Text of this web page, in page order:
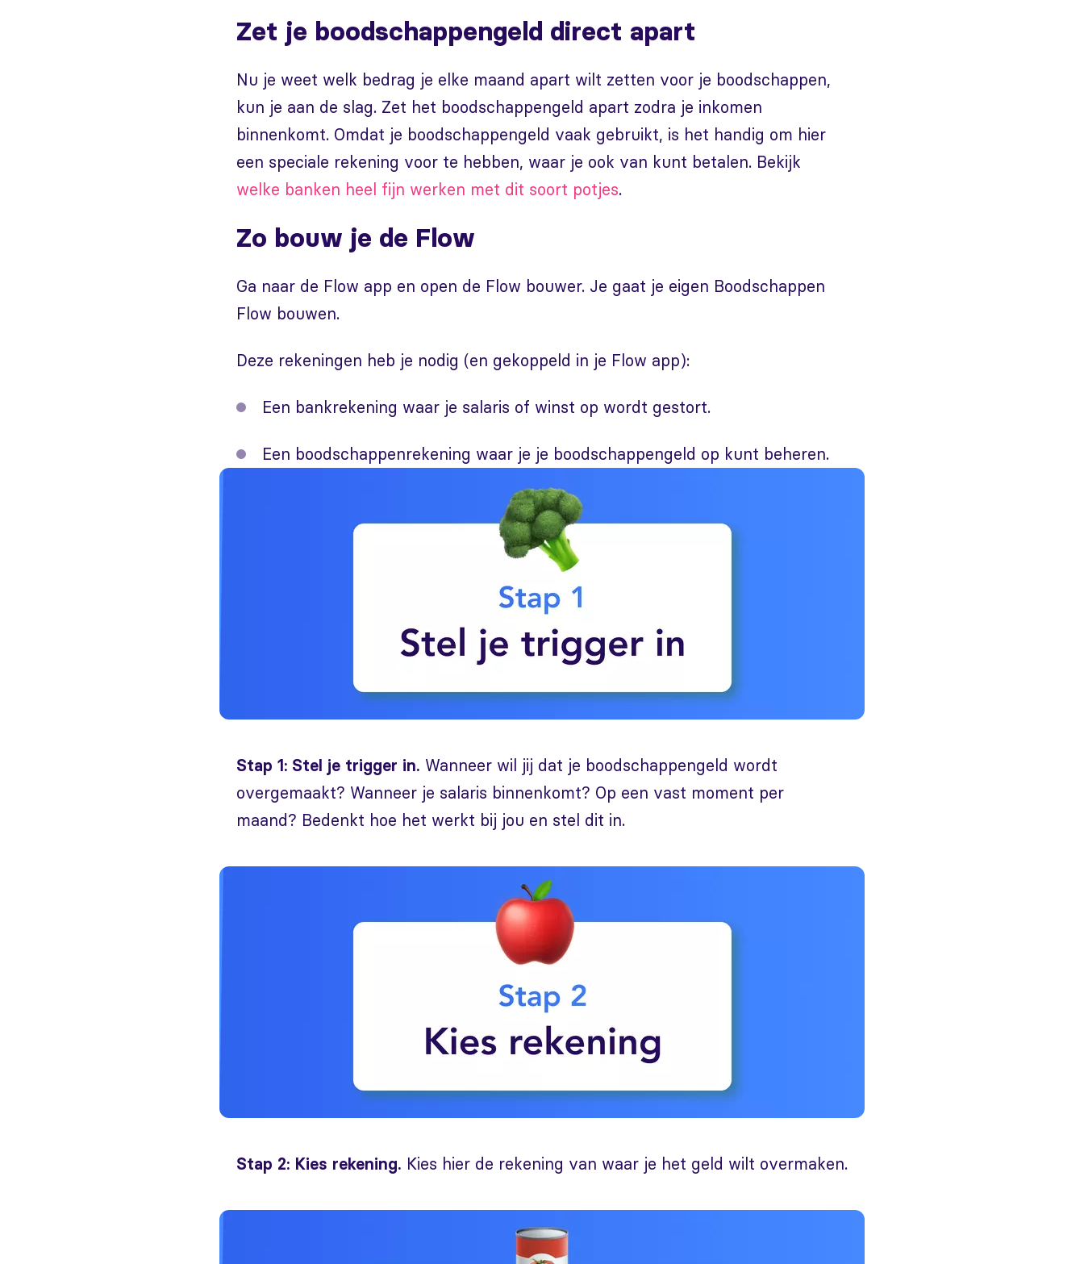
Zet je boodschappengeld direct apart
Nu je weet welk bedrag je elke maand apart wilt zetten voor je boodschappen,
kun je aan de slag. Zet het boodschappengeld apart zodra je inkomen
binnenkomt. Omdat je boodschappengeld vaak gebruikt, is het handig om hier
een speciale rekening voor te hebben, waar je ook van kunt betalen. Bekijk
welke banken heel fijn werken met dit soort potjes.
Zo bouw je de Flow
Ga naar de Flow app en open de Flow bouwer. Je gaat je eigen Boodschappen
Flow bouwen.
Deze rekeningen heb je nodig (en gekoppeld in je Flow app):
Een bankrekening waar je salaris of winst op wordt gestort.
Een boodschappenrekening waar je je boodschappengeld op kunt beheren.
Stap 1: Stel je trigger in. Wanneer wil jij dat je boodschappengeld wordt
overgemaakt? Wanneer je salaris binnenkomt? Op een vast moment per
maand? Bedenkt hoe het werkt bij jou en stel dit in.
Stap 2: Kies rekening. Kies hier de rekening van waar je het geld wilt overmaken.